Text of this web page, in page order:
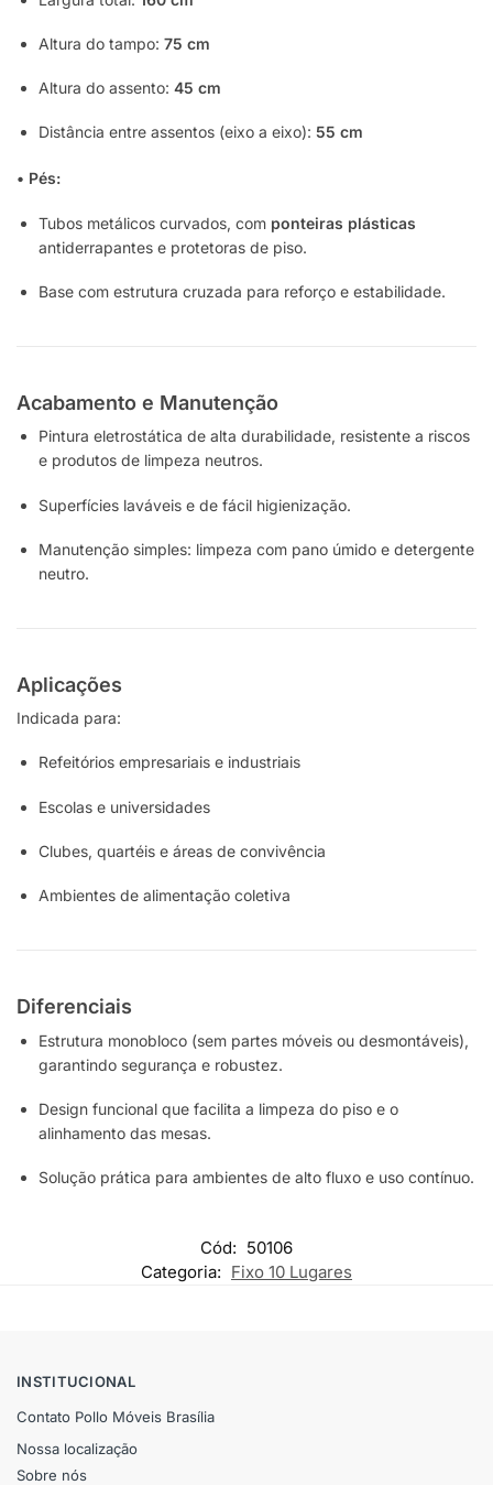
Altura do tampo: 75 cm
Altura do assento: 45 cm
Distância entre assentos (eixo a eixo): 55 cm
• Pés:
Tubos metálicos curvados, com ponteiras plásticas
antiderrapantes e protetoras de piso.
Base com estrutura cruzada para reforço e estabilidade.
Acabamento e Manutenção
Pintura eletrostática de alta durabilidade, resistente a riscos
e produtos de limpeza neutros.
Superfícies laváveis e de fácil higienização.
Manutenção simples: limpeza com pano úmido e detergente
neutro.
Aplicações
Indicada para:
Refeitórios empresariais e industriais
Escolas e universidades
Clubes, quartéis e áreas de convivência
Ambientes de alimentação coletiva
Diferenciais
Estrutura monobloco (sem partes móveis ou desmontáveis),
garantindo segurança e robustez.
Design funcional que facilita a limpeza do piso e o
alinhamento das mesas.
Solução prática para ambientes de alto fluxo e uso contínuo.
Cód: 50106
Categoria: Fixo 10 Lugares
INSTITUCIONAL
Contato Pollo Móveis Brasília
Nossa localização
Sobre nós